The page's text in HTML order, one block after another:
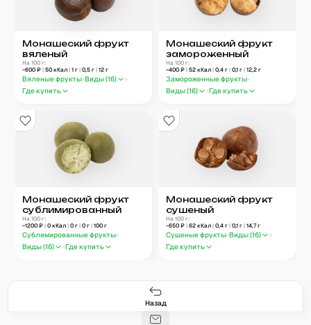
Монашеский фрукт
вяленый
На 100 г:
~600 ₽| 50 кКал| 1 г| 0,5 г| 12 г
Вяленые фрукты Виды (16)
Где купить
Монашеский фрукт
замороженный
На 100 г:
~400 ₽ | 52 кКал | 0,4 г | 0,1 г | 12,2 г
Замороженные фрукты
Виды (16) Где купить
Монашеский фрукт
сублимированный
На 100 г:
~1200 ₽| 0 кКал| 0 г| 0 г| 100 г
Сублимированные фрукты
Виды (16) Где купить
Монашеский фрукт
сушеный
На 100 г:
~650 ₽ | 62 кКал | 0,4 г | 0,1 г | 14,7г
Сушеные фрукты Виды (16)
Где купить
Назад
171
Калькулятор калорий